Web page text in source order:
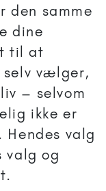
den samme
dine
til at
vælger,
– selvom
ikke er
valg
valg og